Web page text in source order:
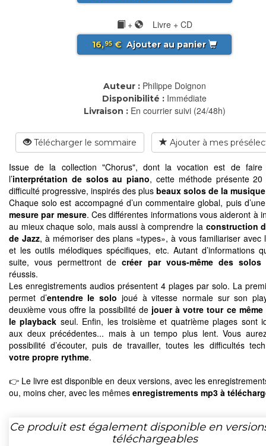
+ Livre + CD
16,95€ Ajouter au panier
Auteur : Philippe Doignon
Disponibilité : Immédiate
Livraison : En courrier suivi (24/48h)
Télécharger le sommaire Ajouter à mes
Issue de la collection "Chorus", dont la vocation est de faire
l’interprétation de solos au piano, cette méthode présente
difficulté progressive, inspirés des plus beaux solos de la
Chaque solo est accompagné d’un commentaire global, puis
mesure par mesure. Ces différentes informations vous aideront à
au mieux chaque solo, mais aussi à comprendre la construction
de Jazz, à mémoriser des plans «types», à vous familiariser avec
et les outils mélodiques spécifiques, etc. Autant d’informations
suite, vous permettront decréer par vous-même des solos
réussis.
Les enregistrements audios présentent 4 plages par solo. La
permet d’entendre le solo joué à vitesse normale sur son
deuxième vous offre la possibilité de jouer à votre tour ce
le playback seul. Enfin, les troisième et quatrième plages sont
aux deux précédentes... mais à un tempo plus lent. Vous
possibilité d’écouter, puis de travailler, toutes les difficultés
votre propre rythme.
👉 Le livre est disponible en deux versions, avec les
ou, moins cher, avec les mêmes enregistrements mp3 à
Ce produit est également disponible en
téléchargeables